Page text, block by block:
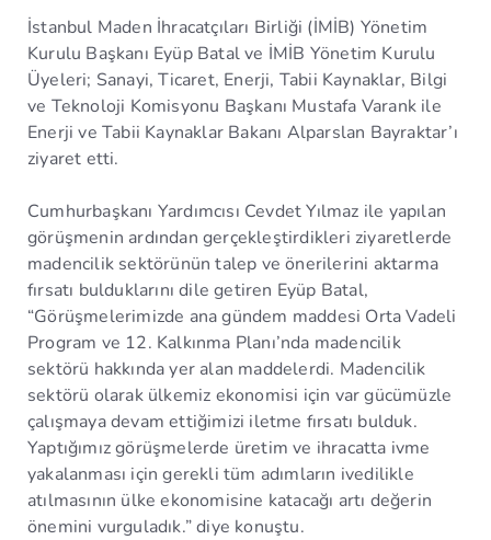
İstanbul Maden İhracatçıları Birliği (İMİB) Yönetim
Kurulu Başkanı Eyüp Batal ve İMİB Yönetim Kurulu
Üyeleri; Sanayi, Ticaret, Enerji, Tabii Kaynaklar, Bilgi
ve Teknoloji Komisyonu Başkanı Mustafa Varank ile
Enerji ve Tabii Kaynaklar Bakanı Alparslan Bayraktar’ı
ziyaret etti.
Cumhurbaşkanı Yardımcısı Cevdet Yılmaz ile yapılan
görüşmenin ardından gerçekleştirdikleri ziyaretlerde
madencilik sektörünün talep ve önerilerini aktarma
fırsatı bulduklarını dile getiren Eyüp Batal,
“Görüşmelerimizde ana gündem maddesi Orta Vadeli
Program ve 12. Kalkınma Planı’nda madencilik
sektörü hakkında yer alan maddelerdi. Madencilik
sektörü olarak ülkemiz ekonomisi için var gücümüzle
çalışmaya devam ettiğimizi iletme fırsatı bulduk.
Yaptığımız görüşmelerde üretim ve ihracatta ivme
yakalanması için gerekli tüm adımların ivedilikle
atılmasının ülke ekonomisine katacağı artı değerin
önemini vurguladık.” diye konuştu.